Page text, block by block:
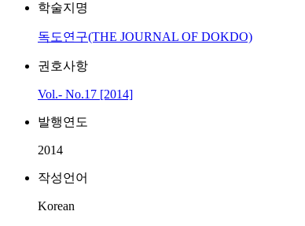
학술지명
독도연구(THE JOURNAL OF DOKDO)
권호사항
Vol.- No.17 [2014]
발행연도
2014
작성언어
Korean